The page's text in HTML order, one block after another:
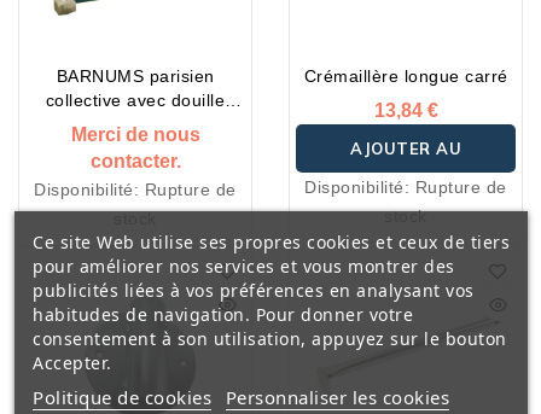
BARNUMS parisien
collective avec douille
encastrable
Merci de nous
contacter.
Disponibilité: Rupture de
Crémaillère longue carré
13,84 €
AJOUTER AU
PANIER
Disponibilité: Rupture de
stock
Ce site Web utilise ses propres cookies et ceux de tiers
pour améliorer nos services et vous montrer des
publicités liées à vos préférences en analysant vos
habitudes de navigation. Pour donner votre
consentement à son utilisation, appuyez sur le bouton
Accepter.
Politique de cookies Personnaliser les cookies